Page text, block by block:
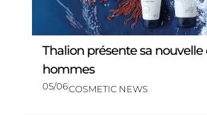
Thalion présente sa nouvelle
hommes
05/06COSMETIC NEWS